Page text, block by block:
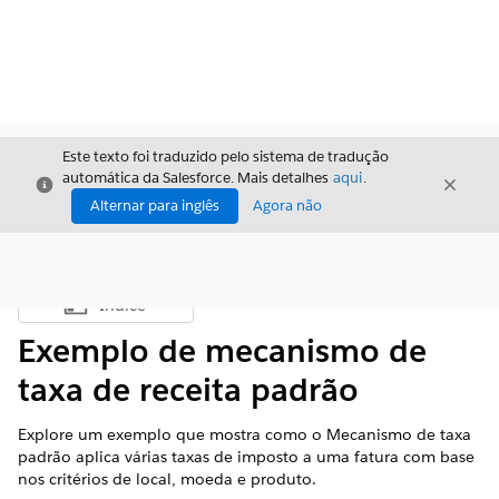
Fechar
Este texto foi traduzido pelo sistema de tradução
automática da Salesforce. Mais detalhes aqui.
Alternar para inglês
Agora não
Fechar
Mostrar índice
Índice
Exemplo de mecanismo de
taxa de receita padrão
Explore um exemplo que mostra como o Mecanismo de taxa
padrão aplica várias taxas de imposto a uma fatura com base
nos critérios de local, moeda e produto.